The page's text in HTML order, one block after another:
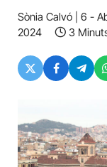
Sònia Calvó 6 -
2024
3